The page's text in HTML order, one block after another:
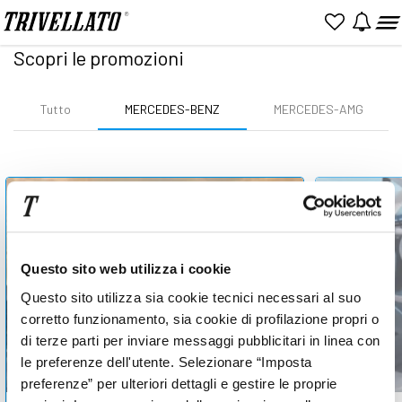
Questo sito web utilizza i cookie
Questo sito utilizza sia cookie tecnici necessari al suo
corretto funzionamento, sia cookie di profilazione propri o
di terze parti per inviare messaggi pubblicitari in linea con
le preferenze dell'utente. Selezionare “Imposta
preferenze” per ulteriori dettagli e gestire le proprie
Home Promozioni
Scopri le promozioni
Tutto MERCEDES-BENZ MERCEDES-AMG